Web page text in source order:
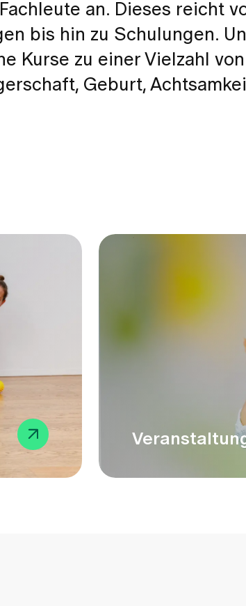
an. Dieses reicht
bis hin zu Schulungen.
Kurse zu einer Vielzahl von
Geburt,